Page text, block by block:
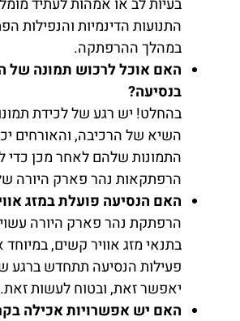
בעיות לב או אמהות לעתיד
התנועות הדינמיות והנפילות
במהלך ההרפתקה.
האם אוכל לרכוש תמונה של
בנסיעה?
בהחלט! יש רגע של לכידת
השיא של הרכיבה, והאורחים
התמונות שלהם לאחר מכן כדי
הרפתקאות נהר פארק היורה
האם הנסיעה פועלת במזג
הרפתקת נהר פארק היורה
בתנאי מזג אוויר קשים,
פעילות הנסיעה תתחדש ברגע
יאפשר זאת, ובטוח לעשות זאת.